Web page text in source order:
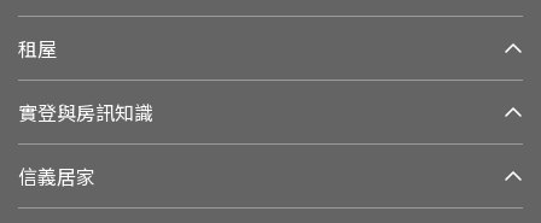
租屋
實登與房訊知識
信義居家